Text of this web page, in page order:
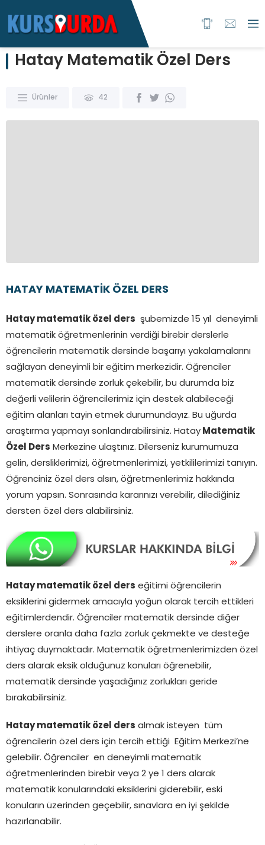
Hatay Matematik Özel Ders
Ürünler 42
HATAY MATEMATİK ÖZEL DERS
Hatay matematik özel ders şubemizde 15 yıl deneyimli
matematik öğretmenlerinin verdiği birebir derslerle
öğrencilerin matematik dersinde başarıyı yakalamalarını
sağlayan deneyimli bir eğitim merkezidir. Öğrenciler
matematik dersinde zorluk çekebilir, bu durumda biz
değerli velilerin öğrencilerimiz için destek alabileceği
eğitim alanları tayin etmek durumundayız. Bu uğurda
araştırma yapmayı sonlandırabilirsiniz. Hatay Matematik
Özel Ders Merkezine ulaştınız. Dilerseniz kurumumuza
gelin, dersliklerimizi, öğretmenlerimizi, yetkililerimizi tanıyın.
Öğrenciniz özel ders alsın, öğretmenlerimiz hakkında
yorum yapsın. Sonrasında kararınızı verebilir, dilediğiniz
dersten özel ders alabilirsiniz.
Hatay matematik özel ders eğitimi öğrencilerin
eksiklerini gidermek amacıyla yoğun olarak tercih ettikleri
eğitimlerdendir. Öğrenciler matematik dersinde diğer
derslere oranla daha fazla zorluk çekmekte ve desteğe
ihtiyaç duymaktadır. Matematik öğretmenlerimizden özel
ders alarak eksik olduğunuz konuları öğrenebilir,
matematik dersinde yaşadığınız zorlukları geride
bırakabilirsiniz.
Hatay matematik özel ders almak isteyen tüm
öğrencilerin özel ders için tercih ettiği Eğitim Merkezi’ne
gelebilir. Öğrenciler en deneyimli matematik
öğretmenlerinden birebir veya 2 ye 1 ders alarak
matematik konularındaki eksiklerini giderebilir, eski
konuların üzerinden geçebilir, sınavlara en iyi şekilde
hazırlanabilir.